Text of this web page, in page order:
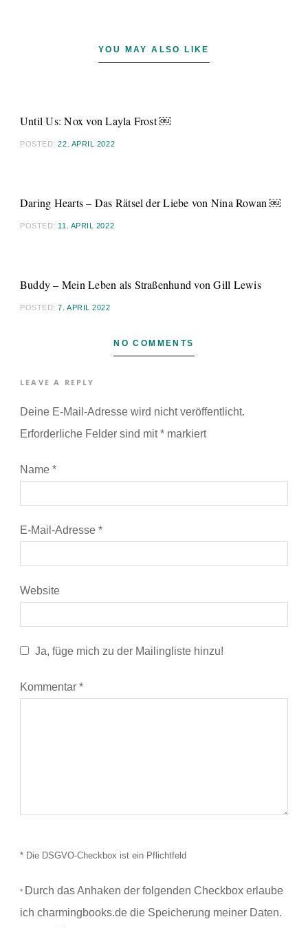
YOU MAY ALSO LIKE
Until Us: Nox von Layla Frost ￼
POSTED:22. APRIL 2022
Daring Hearts – Das Rätsel der Liebe von Nina Rowan ￼
POSTED: 11. APRIL 2022
Buddy – Mein Leben als Straßenhund von Gill Lewis
POSTED:7. APRIL 2022
NO COMMENTS
LEAVE A REPLY
Deine E-Mail-Adresse wird nicht veröffentlicht.
Erforderliche Felder sind mit* markiert
Name *
E-Mail-Adresse *
Website
Ja, füge mich zu der Mailingliste hinzu!
Kommentar *
* Die DSGVO-Checkbox ist ein Pflichtfeld
* Durch das Anhaken der folgenden Checkbox erlaube
ich charmingbooks.de die Speicherung meiner Daten.